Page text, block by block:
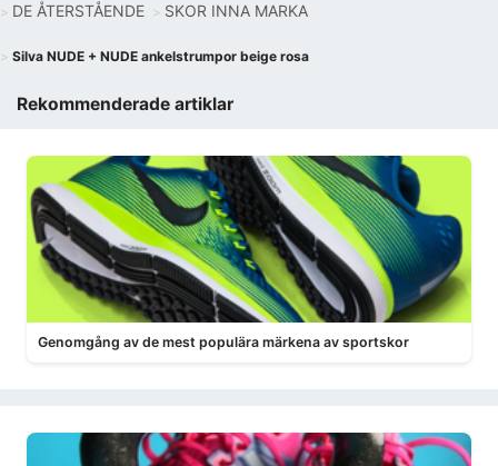
DE ÅTERSTÅENDE SKOR INNA MARKA
Silva NUDE + NUDE ankelstrumpor beige rosa
Rekommenderade artiklar
Genomgång av de mest populära märkena av sportskor